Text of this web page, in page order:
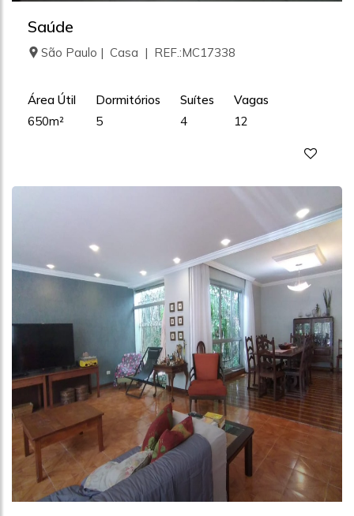
Saúde
São Paulo | Casa | REF.:MC17338
Área Útil
650m²
Dormitórios
5
Suítes
4
Vagas
12